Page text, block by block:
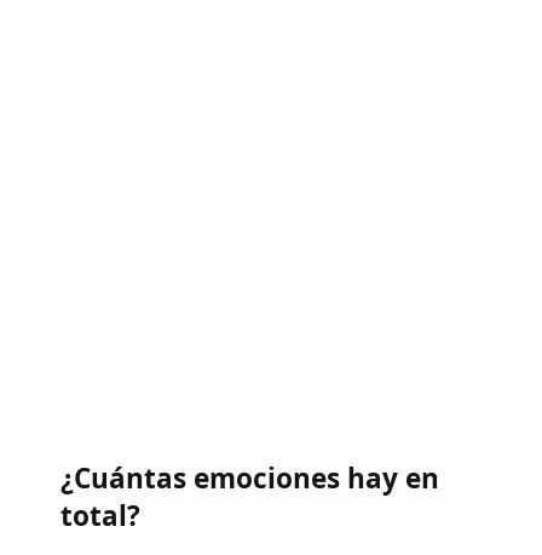
¿Cuántas emociones hay en
total?